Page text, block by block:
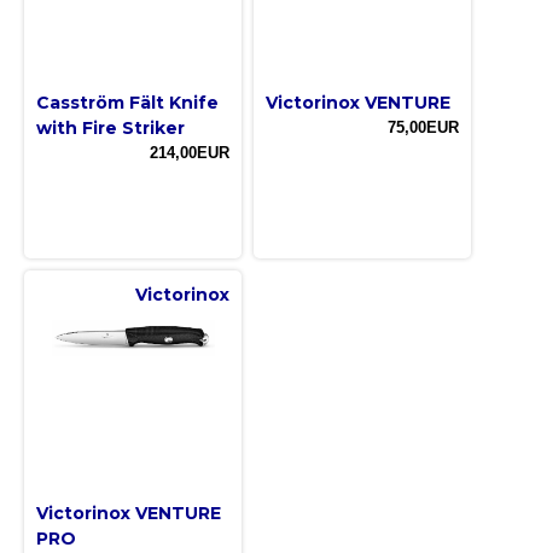
Casström Fält Knife
with Fire Striker
214,00EUR
Victorinox VENTURE
75,00EUR
Victorinox
Victorinox VENTURE
PRO